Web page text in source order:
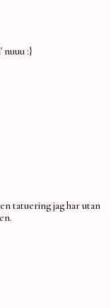
nuuu :}
tatuering jag har utan